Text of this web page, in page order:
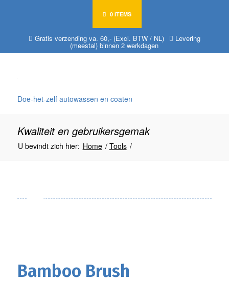
0 ITEMS
Gratis verzending va. 60,- (Excl. BTW / NL) Levering
(meestal) binnen 2 werkdagen
Doe-het-zelf autowassen en coaten
Kwaliteit en gebruikersgemak
U bevindt zich hier: Home / Tools /
Bamboo Brush